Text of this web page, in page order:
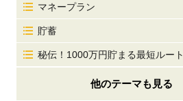
マネープラン
貯蓄
秘伝！1000万円貯まる最短ルート
他のテーマも見る